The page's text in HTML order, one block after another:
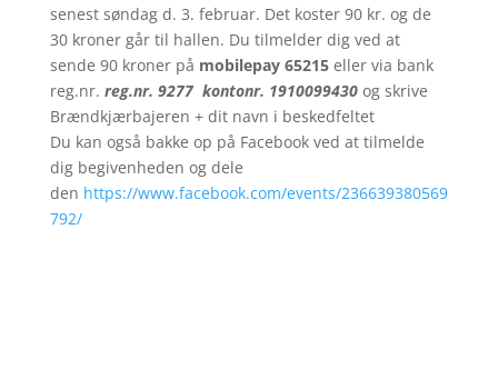
senest søndag d. 3. februar. Det koster 90 kr. og de
30 kroner går til hallen. Du tilmelder dig ved at
sende 90 kroner på mobilepay 65215eller via bank
reg.nr. reg.nr. 9277 kontonr. 1910099430og skrive
Brændkjærbajeren + dit navn i beskedfeltet
Du kan også bakke op på Facebook ved at tilmelde
dig begivenheden og dele
den https://www.facebook.com/events/236639380569
792/